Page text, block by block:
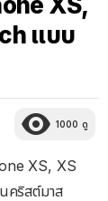
แบบ
1000 ดู
XS, XS
คริสต์มาส